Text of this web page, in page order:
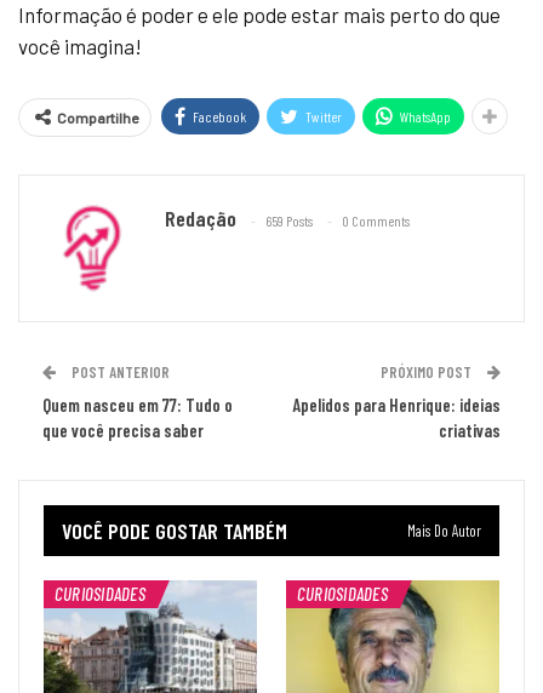
Informação é poder e ele pode estar mais perto do que
você imagina!
Compartilhe Facebook Twitter WhatsApp
Redação 659 Posts 0 Comments
POST ANTERIOR
Quem nasceu em 77: Tudo o
que você precisa saber
PRÓXIMO POST
Apelidos para Henrique: ideias
criativas
VOCÊ PODE GOSTAR TAMBÉM Mais Do Autor
CURIOSIDADES CURIOSIDADES